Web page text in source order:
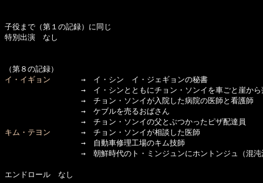
子役まで（第１の記録）に同じ
特別出演　なし
イ・イギョン →　イ・シン　イ・ジェギョンの秘書
→　イ・シンとともにチョン・ソンイを車ごと崖から落
→　チョン・ソンイが入院した病院の医師と看護師
→　ケブルを売るおばさん
キム・テヨン →　チョン・ソンイが相談した医師
→　自動車修理工場のキム技師
→　朝鮮時代のト・ミンジュンにホントンジュ（混沌酒
エンドロール　なし